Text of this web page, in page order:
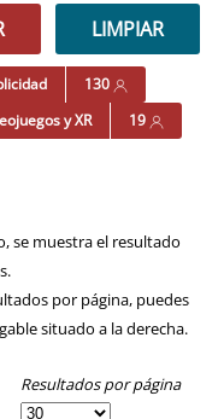
LIMPIAR
130
y XR
19
se muestra el resultado
por página, puedes
situado a la derecha.
Resultados por página